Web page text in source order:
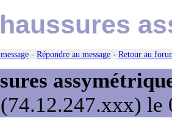
- Répondre au message - Retour au
(74.12.247.xxx) le